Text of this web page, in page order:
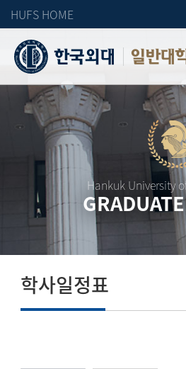
HUFS HOME
일반대
Hankuk University
학사일정표